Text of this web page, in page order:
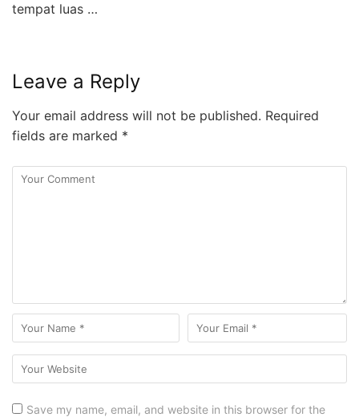
tempat luas …
Leave a Reply
Your email address will not be published. Required
fields are marked *
Save my name, email, and website in this browser for the